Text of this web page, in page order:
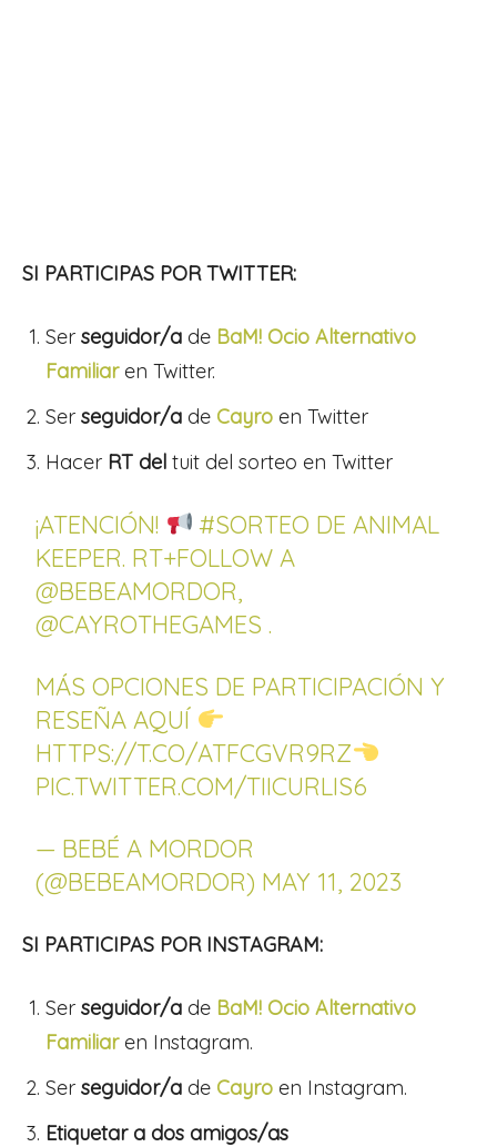
SI PARTICIPAS POR TWITTER:
Ser seguidor/a de BaM! Ocio Alternativo
Familiaren Twitter.
Ser seguidor/a de Cayro en Twitter
Hacer RT del tuit del sorteo en Twitter
¡ATENCIÓN! #SORTEO DE ANIMAL
KEEPER. RT+FOLLOW A
@BEBEAMORDOR,
@CAYROTHEGAMES .
MÁS OPCIONES DE PARTICIPACIÓN Y
RESEÑA AQUÍ
HTTPS://T.CO/ATFCGVR9RZ
PIC.TWITTER.COM/TIICURLIS6
— BEBÉ A MORDOR
(@BEBEAMORDOR) MAY 11, 2023
SI PARTICIPAS POR INSTAGRAM:
Ser seguidor/a de BaM! Ocio Alternativo
Familiaren Instagram.
Ser seguidor/a de Cayro en Instagram.
Etiquetar a dos amigos/as